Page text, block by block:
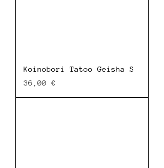
Koinobori Tatoo Geisha S
Prix
36,00 €